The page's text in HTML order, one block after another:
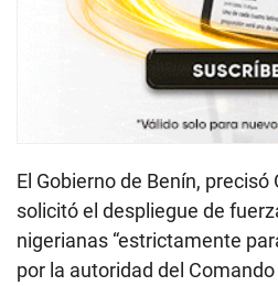
El Gobierno de Benín,
solicitó el despliegue de
nigerianas “estrictamente
por la autoridad del